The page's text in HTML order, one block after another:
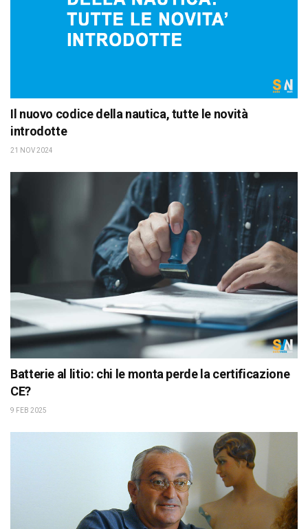
Il nuovo codice della nautica, tutte le novità
introdotte
21 NOV 2024
Batterie al litio: chi le monta perde la certificazione
CE?
9 FEB 2025